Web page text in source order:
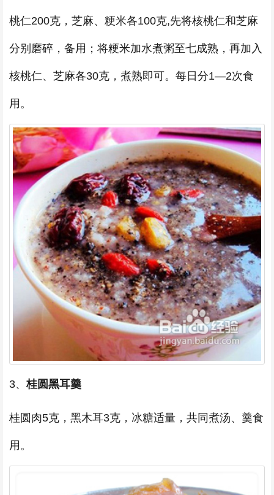
桃仁200克，芝麻、粳米各100克,先将核桃仁和芝麻
分别磨碎，备用；将粳米加水煮粥至七成熟，再加入
核桃仁、芝麻各30克，煮熟即可。每日分1―2次食
用。
3、桂圆黑耳羹
桂圆肉5克，黑木耳3克，冰糖适量，共同煮汤、羹食
用。